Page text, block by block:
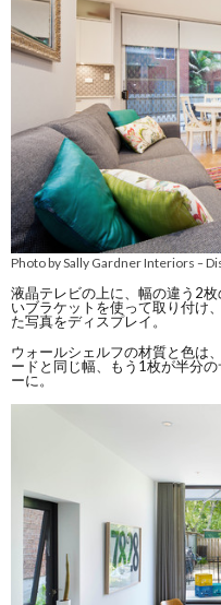
Photo by Sally Gardner Interiors –
液晶テレビの上に、幅の違う2
いブラケットを使って取り付け
た写真をディスプレイ。
ウォールシェルフの材質と色は
ードと同じ幅、もう1枚が半分
ーに。